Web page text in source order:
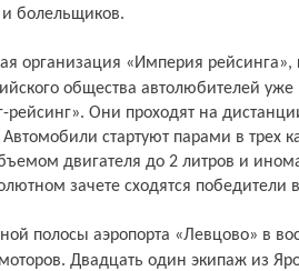
болельщиков.
общества автолюбителей уже
рейсинг». Они проходят на
стартуют парами в трех
двигателя до 2 литров и
зачете сходятся победители в
Двадцать один экипаж из